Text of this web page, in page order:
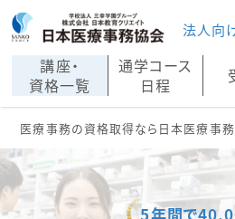
講座・
資格一覧
通学コース
日程
法人向
医療事務の資格取得なら日本医療事
5年間で